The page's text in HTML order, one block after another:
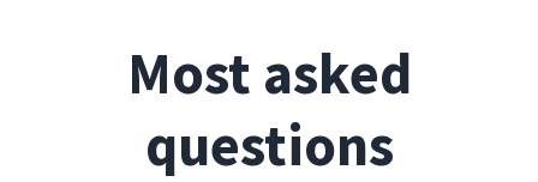
Most asked
questions